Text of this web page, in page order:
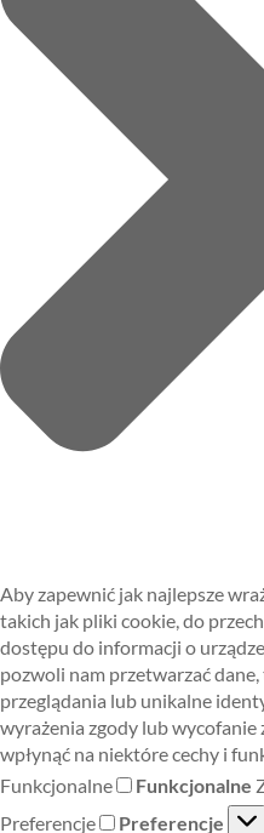
Aby zapewnić jak najlepsze
takich jak pliki cookie, do
dostępu do informacji o
pozwoli nam przetwarzać
przeglądania lub unikalne
wyrażenia zgody lub
wpłynąć na niektóre cechy i
Funkcjonalne
Funkcjonalne
Preferencje
Preferencje